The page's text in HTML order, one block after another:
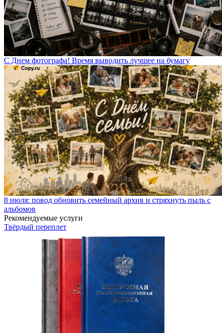
С Днем фотографа! Время выводить лучшее на бумагу
8 июля: повод обновить семейный архив и стряхнуть пыль с
альбомов
Рекомендуемые услуги
Твёрдый переплет